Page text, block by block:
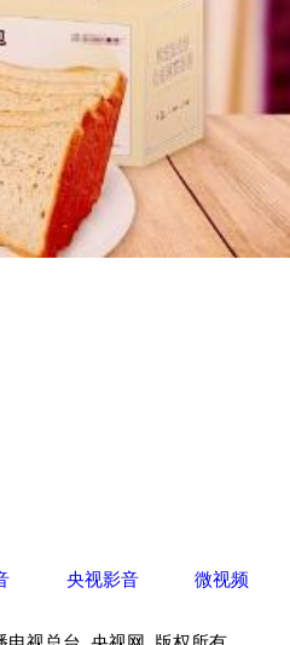
央视影音
微视频